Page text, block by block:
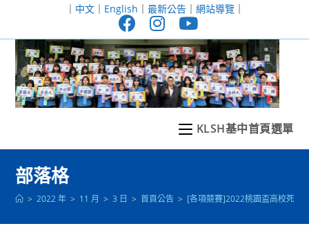
至
｜ 中文｜ English ｜ 最新公告｜ 網站導覽｜
KLSH基中首頁選單
部落格
> 2022 年 > 11 月 > 3 日 > 首頁公告 > [各項競賽]2022桃園盃高校死鬥